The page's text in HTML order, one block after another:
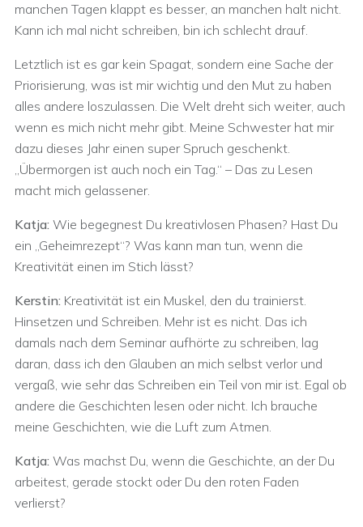
manchen Tagen klappt es besser, an manchen halt nicht.
Kann ich mal nicht schreiben, bin ich schlecht drauf.
Letztlich ist es gar kein Spagat, sondern eine Sache der
Priorisierung, was ist mir wichtig und den Mut zu haben
alles andere loszulassen. Die Welt dreht sich weiter, auch
wenn es mich nicht mehr gibt. Meine Schwester hat mir
dazu dieses Jahr einen super Spruch geschenkt.
„Übermorgen ist auch noch ein Tag.“ – Das zu Lesen
macht mich gelassener.
Katja: Wie begegnest Du kreativlosen Phasen? Hast Du
ein „Geheimrezept“? Was kann man tun, wenn die
Kreativität einen im Stich lässt?
Kerstin: Kreativität ist ein Muskel, den du trainierst.
Hinsetzen und Schreiben. Mehr ist es nicht. Das ich
damals nach dem Seminar aufhörte zu schreiben, lag
daran, dass ich den Glauben an mich selbst verlor und
vergaß, wie sehr das Schreiben ein Teil von mir ist. Egal ob
andere die Geschichten lesen oder nicht. Ich brauche
meine Geschichten, wie die Luft zum Atmen.
Katja: Was machst Du, wenn die Geschichte, an der Du
arbeitest, gerade stockt oder Du den roten Faden
verlierst?